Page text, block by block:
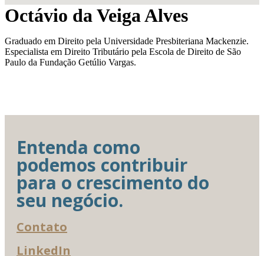
Octávio da Veiga Alves
Graduado em Direito pela Universidade Presbiteriana Mackenzie.
Especialista em Direito Tributário pela Escola de Direito de São
Paulo da Fundação Getúlio Vargas.
Entenda como
podemos contribuir
para o crescimento do
seu negócio.
Contato
LinkedIn